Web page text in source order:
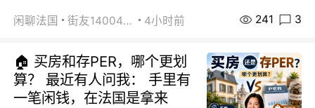
闲聊法国 街友14004820 4小时前 241 3
🏠 买房和存PER，哪个更划
算？ 最近有人问我： 手里有
一笔闲钱，在法国是拿来